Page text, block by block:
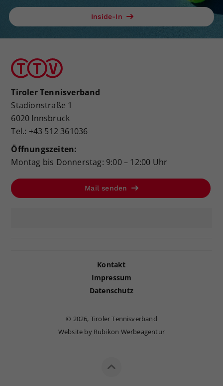
Inside-In
Tiroler Tennisverband
Stadionstraße 1
6020 Innsbruck
Tel.: +43 512 361036
Öffnungszeiten:
Montag bis Donnerstag: 9:00 – 12:00 Uhr
Mail senden
Kontakt
Impressum
Datenschutz
© 2026, Tiroler Tennisverband
Website by Rubikon Werbeagentur